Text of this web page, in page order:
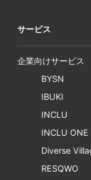
サービス
企業向けサービス
BYSN
IBUKI
INCLU
INCLU ONE
Diverse
RESQWO